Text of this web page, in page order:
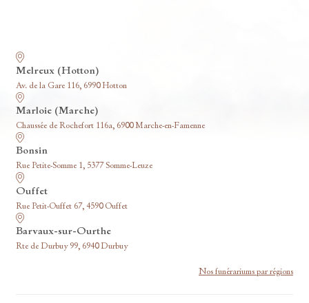
Melreux (Hotton)
Av. de la Gare 116, 6990 Hotton
Marloie (Marche)
Chaussée de Rochefort 116a, 6900 Marche-en-Famenne
Bonsin
Rue Petite-Somme 1, 5377 Somme-Leuze
Ouffet
Rue Petit-Ouffet 67, 4590 Ouffet
Barvaux-sur-Ourthe
Rte de Durbuy 99, 6940 Durbuy
Nos funérariums par régions